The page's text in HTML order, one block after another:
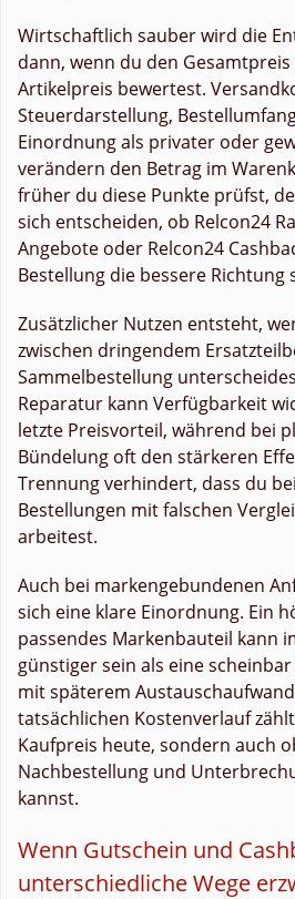
Wirtschaftlich sauber wird die
dann, wenn du den
Artikelpreis bewertest.
Steuerdarstellung,
Einordnung als privater oder
verändern den Betrag im
früher du diese Punkte prüfst,
sich entscheiden, ob Relcon24
Angebote oder Relcon24
Bestellung die bessere Richtung
Zusätzlicher Nutzen entsteht,
zwischen dringendem
Sammelbestellung
Reparatur kann Verfügbarkeit
letzte Preisvorteil, während bei
Bündelung oft den stärkeren
Trennung verhindert, dass du
Bestellungen mit falschen
arbeitest.
Auch bei markengebundenen
sich eine klare Einordnung. Ein
passendes Markenbauteil kann
günstiger sein als eine
mit späterem
tatsächlichen Kostenverlauf
Kaufpreis heute, sondern auch
Nachbestellung und
kannst.
Wenn Gutschein und
unterschiedliche Wege